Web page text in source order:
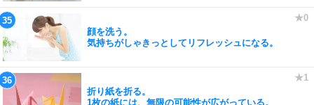
顔を洗う。
気持ちがしゃきっとしてリフレッシュになる。
折り紙を折る。
1枚の紙には、無限の可能性が広がっている。